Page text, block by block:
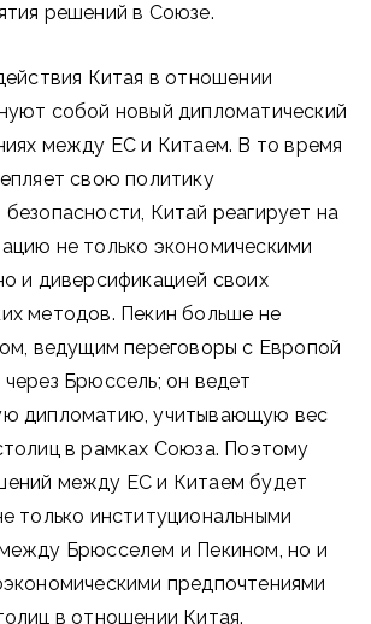
решений в Союзе.
Китая в отношении
собой новый дипломатический
между ЕС и Китаем. В то время
свою политику
Китай реагирует на
не только экономическими
и диверсификацией своих
методов. Пекин больше не
ведущим переговоры с Европой
Брюссель; он ведет
дипломатию, учитывающую вес
в рамках Союза. Поэтому
между ЕС и Китаем будет
только институциональными
Брюсселем и Пекином, но и
предпочтениями
в отношении Китая.